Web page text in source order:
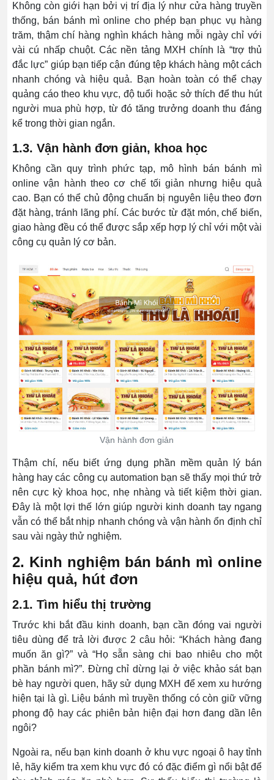
Không còn giới hạn bởi vị trí địa lý như cửa hàng truyền
thống, bán bánh mì online cho phép bạn phục vụ hàng
trăm, thậm chí hàng nghìn khách hàng mỗi ngày chỉ với
vài cú nhấp chuột. Các nền tảng MXH chính là “trợ thủ
đắc lực” giúp bạn tiếp cận đúng tệp khách hàng một cách
nhanh chóng và hiệu quả. Bạn hoàn toàn có thể chạy
quảng cáo theo khu vực, độ tuổi hoặc sở thích để thu hút
người mua phù hợp, từ đó tăng trưởng doanh thu đáng
kể trong thời gian ngắn.
1.3. Vận hành đơn giản, khoa học
Không cần quy trình phức tạp, mô hình bán bánh mì
online vận hành theo cơ chế tối giản nhưng hiệu quả
cao. Bạn có thể chủ động chuẩn bị nguyên liệu theo đơn
đặt hàng, tránh lãng phí. Các bước từ đặt món, chế biến,
giao hàng đều có thể được sắp xếp hợp lý chỉ với một vài
công cụ quản lý cơ bản.
Vận hành đơn giản
Thậm chí, nếu biết ứng dụng phần mềm quản lý bán
hàng hay các công cụ automation bạn sẽ thấy mọi thứ trở
nên cực kỳ khoa học, nhẹ nhàng và tiết kiệm thời gian.
Đây là một lợi thế lớn giúp người kinh doanh tay ngang
vẫn có thể bắt nhịp nhanh chóng và vận hành ổn định chỉ
sau vài ngày thử nghiệm.
2. Kinh nghiệm bán bánh mì online
hiệu quả, hút đơn
2.1. Tìm hiểu thị trường
Trước khi bắt đầu kinh doanh, bạn cần đóng vai người
tiêu dùng để trả lời được 2 câu hỏi: “Khách hàng đang
muốn ăn gì?” và “Họ sẵn sàng chi bao nhiêu cho một
phần bánh mì?”. Đừng chỉ dừng lại ở việc khảo sát bạn
bè hay người quen, hãy sử dụng MXH để xem xu hướng
hiện tại là gì. Liệu bánh mì truyền thống có còn giữ vững
phong độ hay các phiên bản hiện đại hơn đang dần lên
ngôi?
Ngoài ra, nếu bạn kinh doanh ở khu vực ngoại ô hay tỉnh
lẻ, hãy kiểm tra xem khu vực đó có đặc điểm gì nổi bật để